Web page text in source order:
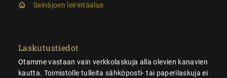
Seinäjoen leirintäalue
Laskutustiedot
Otamme vastaan vain verkkolaskuja alla olevien kanavien
kautta. Toimistolle tulleita sähköposti- tai paperilaskuja ei